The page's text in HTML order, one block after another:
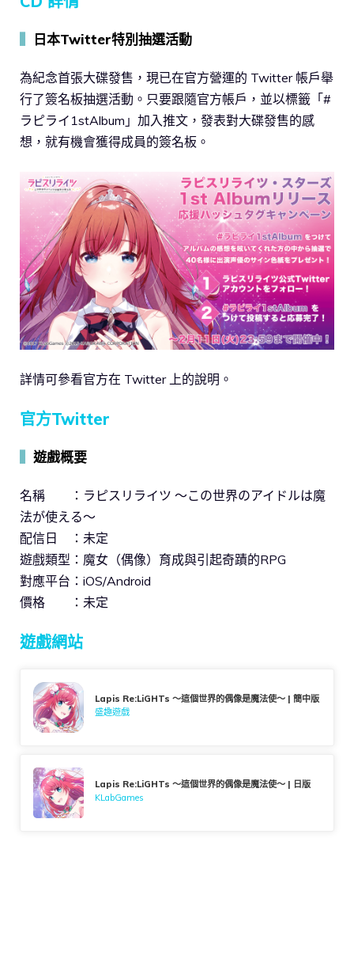
日本Twitter特別抽選活動
為紀念首張大碟發售，現已在官方營運的 Twitter 帳戶舉
行了簽名板抽選活動。只要跟隨官方帳戶，並以標籤「#
ラピライ1stAlbum」加入推文，發表對大碟發售的感
想，就有機會獲得成員的簽名板。
詳情可參看官方在 Twitter 上的說明。
官方Twitter
遊戲概要
名稱 ：ラピスリライツ ～この世界のアイドルは魔
法が使える～
配信日 ：未定
遊戲類型：魔女（偶像）育成與引起奇蹟的RPG
對應平台：iOS/Android
價格 ：未定
遊戲網站
Lapis Re:LiGHTs ～這個世界的偶像是魔法使～ | 簡中版
盛趣遊戲
Lapis Re:LiGHTs ～這個世界的偶像是魔法使～ | 日版
KLabGames